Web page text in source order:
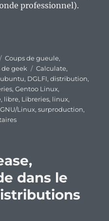
professionnel).
Catégories
Coups de gueule,
de geek Étiquettes
Calculate,
, DGLFI,distribution,
,Gentoo Linux,
, libre, Libreries, linux,
Linux,surproduction,
sur
d’un
individualisme
qui
gangrène
le
dans le